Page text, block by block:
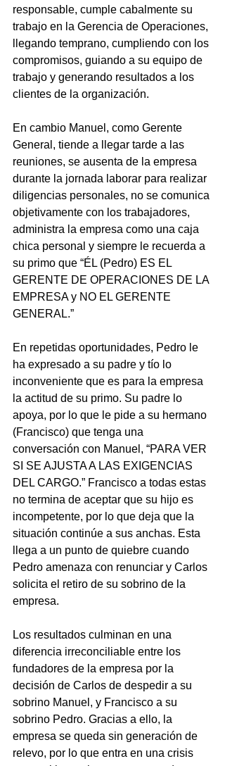
responsable, cumple cabalmente su
trabajo en la Gerencia de Operaciones,
llegando temprano, cumpliendo con los
compromisos, guiando a su equipo de
trabajo y generando resultados a los
clientes de la organización.
En cambio Manuel, como Gerente
General, tiende a llegar tarde a las
reuniones, se ausenta de la empresa
durante la jornada laborar para realizar
diligencias personales, no se comunica
objetivamente con los trabajadores,
administra la empresa como una caja
chica personal y siempre le recuerda a
su primo que “ÉL (Pedro) ES EL
GERENTE DE OPERACIONES DE LA
EMPRESA y NO EL GERENTE
GENERAL.”
En repetidas oportunidades, Pedro le
ha expresado a su padre y tío lo
inconveniente que es para la empresa
la actitud de su primo. Su padre lo
apoya, por lo que le pide a su hermano
(Francisco) que tenga una
conversación con Manuel, “PARA VER
SI SE AJUSTA A LAS EXIGENCIAS
DEL CARGO.” Francisco a todas estas
no termina de aceptar que su hijo es
incompetente, por lo que deja que la
situación continúe a sus anchas. Esta
llega a un punto de quiebre cuando
Pedro amenaza con renunciar y Carlos
solicita el retiro de su sobrino de la
empresa.
Los resultados culminan en una
diferencia irreconciliable entre los
fundadores de la empresa por la
decisión de Carlos de despedir a su
sobrino Manuel, y Francisco a su
sobrino Pedro. Gracias a ello, la
empresa se queda sin generación de
relevo, por lo que entra en una crisis